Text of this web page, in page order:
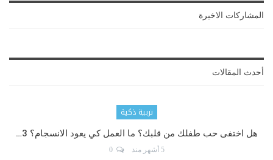
المشاركات الاخيرة
أحدث المقالات
تربية ذكية
هل اختفى حب طفلك من قلبك؟ ما العمل كي يعود الانسجام؟ 3…
5 أشهر منذ 0